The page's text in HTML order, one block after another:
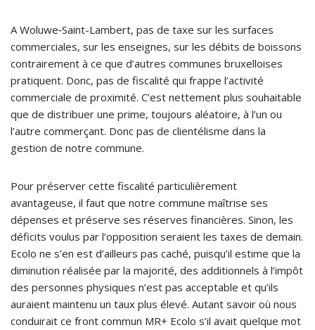
A Woluwe‑Saint-Lambert, pas de taxe sur les surfaces
commerciales, sur les enseignes, sur les débits de boissons
contrairement à ce que d’autres communes bruxelloises
pratiquent. Donc, pas de fiscalité qui frappe l’activité
commerciale de proximité. C’est nettement plus souhaitable
que de distribuer une prime, toujours aléatoire, à l’un ou
l’autre commerçant. Donc pas de clientélisme dans la
gestion de notre commune.
Pour préserver cette fiscalité particulièrement
avantageuse, il faut que notre commune maîtrise ses
dépenses et préserve ses réserves financières. Sinon, les
déficits voulus par l’opposition seraient les taxes de demain.
Ecolo ne s’en est d’ailleurs pas caché, puisqu’il estime que la
diminution réalisée par la majorité, des additionnels à l’impôt
des personnes physiques n’est pas acceptable et qu’ils
auraient maintenu un taux plus élevé. Autant savoir où nous
conduirait ce front commun MR+ Ecolo s’il avait quelque mot